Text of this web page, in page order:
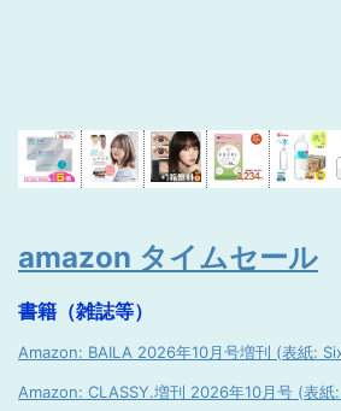
amazon タイムセール
書籍（雑誌等）
Amazon: BAILA 2026年10月号増刊 (表紙:
Amazon: CLASSY.増刊 2026年10月号 (表紙